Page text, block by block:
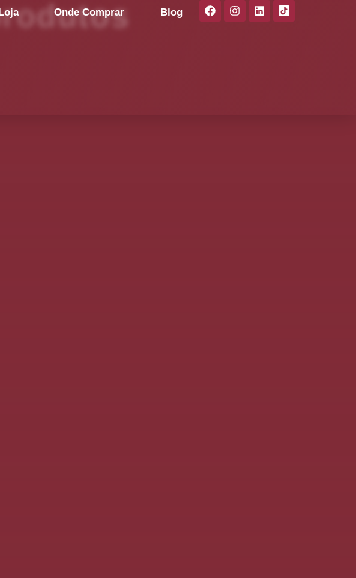
Onde Comprar Blog